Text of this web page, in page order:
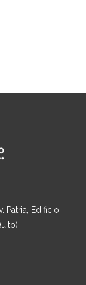
Patria, Edificio